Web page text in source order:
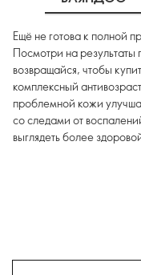
Ещё не готова к полной
Посмотри на результаты
возвращайся, чтобы
комплексный
проблемной кожи
со следами от
выглядеть более